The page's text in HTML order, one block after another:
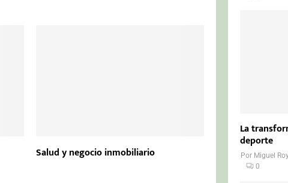
Salud y negocio inmobiliario
La
deporte
Por Miguel
0